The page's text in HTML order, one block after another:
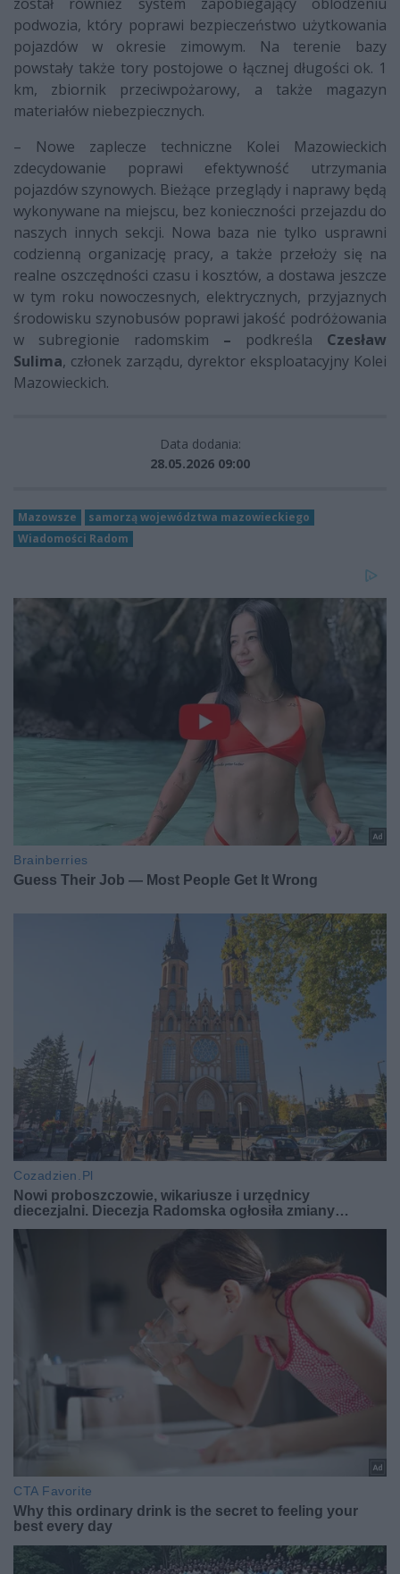
podwozia, który poprawi bezpieczeństwo użytkowania
pojazdów w okresie zimowym. Na terenie bazy
powstały także tory postojowe o łącznej długości ok. 1
km, zbiornik przeciwpożarowy, a także magazyn
materiałów niebezpiecznych.
– Nowe zaplecze techniczne Kolei Mazowieckich
zdecydowanie poprawi efektywność utrzymania
pojazdów szynowych. Bieżące przeglądy i naprawy będą
wykonywane na miejscu, bez konieczności przejazdu do
naszych innych sekcji. Nowa baza nie tylko usprawni
codzienną organizację pracy, a także przełoży się na
realne oszczędności czasu i kosztów, a dostawa jeszcze
w tym roku nowoczesnych, elektrycznych, przyjaznych
środowisku szynobusów poprawi jakość podróżowania
w subregionie radomskim – podkreśla Czesław
Sulima, członek zarządu, dyrektor eksploatacyjny Kolei
Mazowieckich.
Data dodania:
28.05.2026 09:00
Mazowsze
samorzą województwa mazowieckiego
Wiadomości Radom